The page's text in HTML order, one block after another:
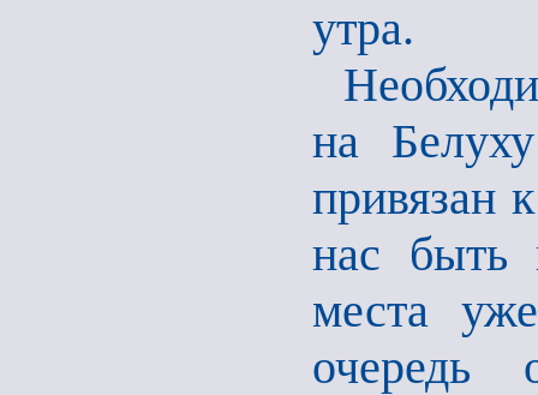
утра.
на
привязан
нас быть
места
очередь